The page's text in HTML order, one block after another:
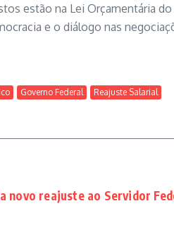
estão na Lei Orçamentária
e o diálogo nas
Governo Federal Reajuste Salarial
novo reajuste ao Servidor